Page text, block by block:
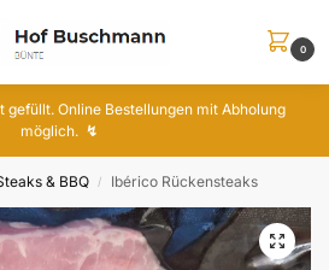
0
gefüllt. Online Bestellungen mit Abholung
möglich. ↯
& BBQ / Ibérico Rückensteaks